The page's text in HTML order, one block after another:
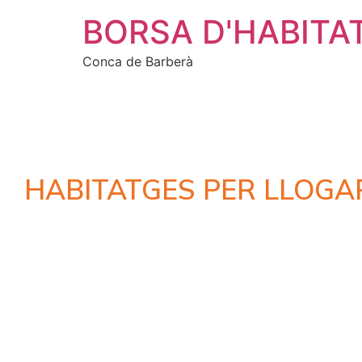
BORSA
Conca de Barberà
HABITATGES PER